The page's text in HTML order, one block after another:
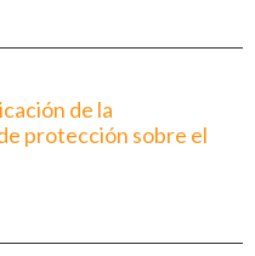
de la
protección sobre el